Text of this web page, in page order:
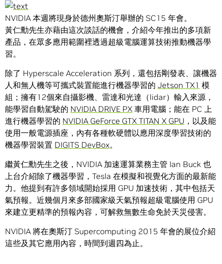
NVIDIA 本週將現身於德州奧斯汀舉辦的 SC15 年會。
黃仁勳先生亦藉由這次談話的機會，介紹今年推出的多項新
產品，在眾多應用範圍裡透過超級電腦運算技術推動機器學
習。
除了 Hyperscale Acceleration 系列，還包括剛發表、讓機器
人和無人機等可攜式裝置能進行機器學習的 Jetson TX1 模
組；擁有12個來自攝影機、雷達和光達（lidar）輸入來源，
能學習自動駕駛的 NVIDIA DRIVE PX 車用電腦；能在 PC 上
進行機器學習的 NVIDIA GeForce GTX TITAN X GPU ，以及能
使用一般電源插座，內有各種軟硬體以應用深度學習技術的
機器學習裝置 DIGITS DevBox。
繼黃仁勳先生之後，NVIDIA 加速運算業務主管 Ian Buck 也
上台介紹除了機器學習，Tesla 在模擬和視覺化方面的最新能
力。他提到有許多領域開始採用 GPU 加速技術，其中包括天
氣預報。近幾個月來多部國家級天氣預報超級電腦使用 GPU
來建立更精準的預報內容，可解救無數生命免於天災侵害。
NVIDIA 將在奧斯汀 Supercomputing 2015 年會的展位介紹
這些及其它應用內容，時間到週四為止。